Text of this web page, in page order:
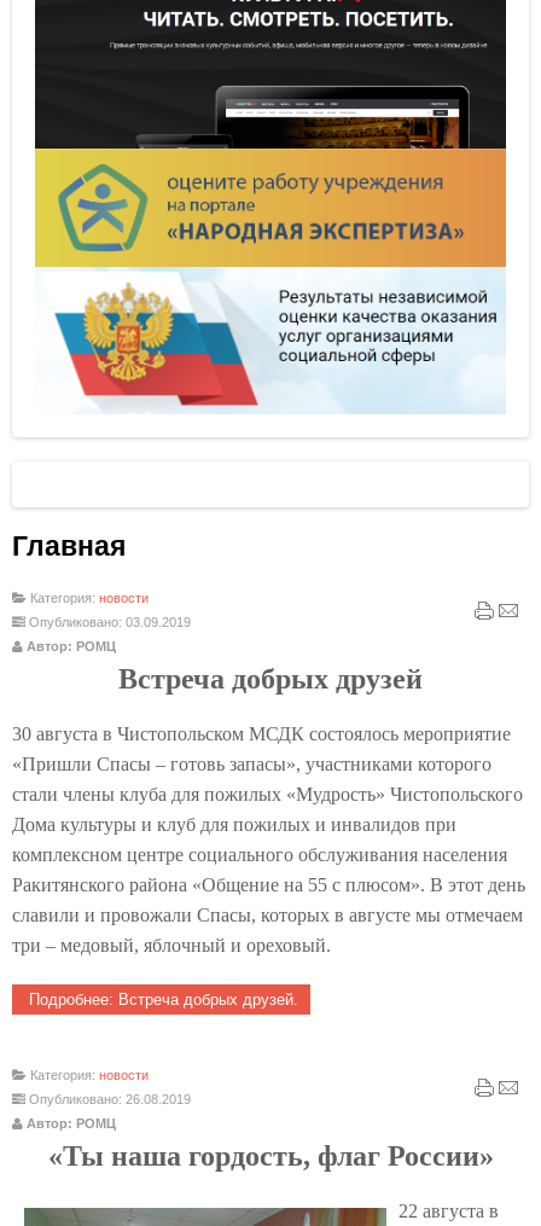
Главная
Категория: новости
Опубликовано: 03.09.2019
Автор: РОМЦ
Встреча добрых друзей
30 августа в Чистопольском МСДК состоялось мероприятие
«Пришли Спасы – готовь запасы», участниками которого
стали члены клуба для пожилых «Мудрость» Чистопольского
Дома культуры и клуб для пожилых и инвалидов при
комплексном центре социального обслуживания населения
Ракитянского района «Общение на 55 с плюсом». В этот день
славили и провожали Спасы, которых в августе мы отмечаем
три – медовый, яблочный и ореховый.
Подробнее: Встреча добрых друзей.
Категория: новости
Опубликовано: 26.08.2019
Автор: РОМЦ
«Ты наша гордость, флаг России»
22 августа в